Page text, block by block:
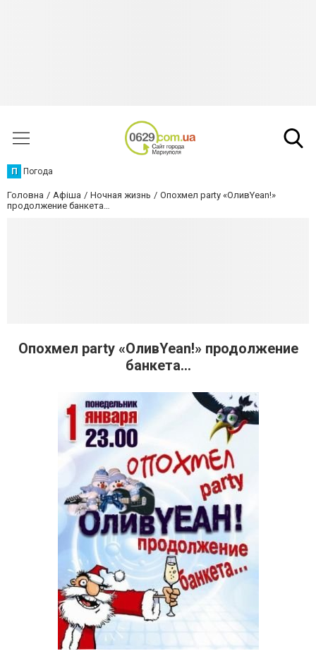
П Погода
Головна Афіша Ночная жизнь
Опохмел party «ОливYean!»
продолжение банкета…
Опохмел party «ОливYean!» продолжение
банкета…